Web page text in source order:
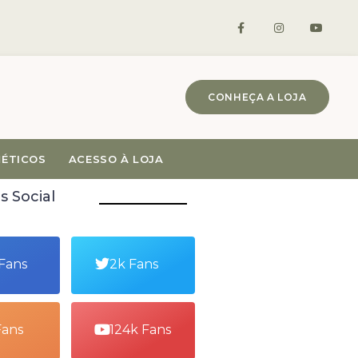
CONHEÇA A LOJA
ACESSO À LOJA
Social
2k Fans
124k Fans